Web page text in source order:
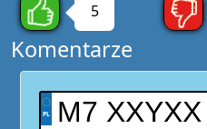
5
Komentarze
M7 XXYXX